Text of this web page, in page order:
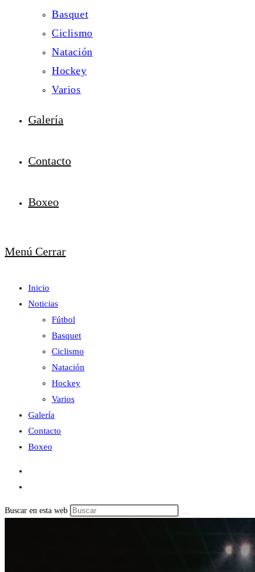
Basquet
Ciclismo
Natación
Hockey
Varios
Galería
Contacto
Boxeo
Menú Cerrar
Inicio
Noticias
Fútbol
Basquet
Ciclismo
Natación
Hockey
Varios
Galería
Contacto
Boxeo
Buscar en esta web